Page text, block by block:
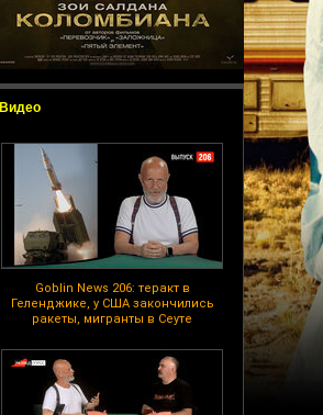
Видео
Goblin News 206: теракт в
Геленджике, у США закончились
ракеты, мигранты в Сеуте